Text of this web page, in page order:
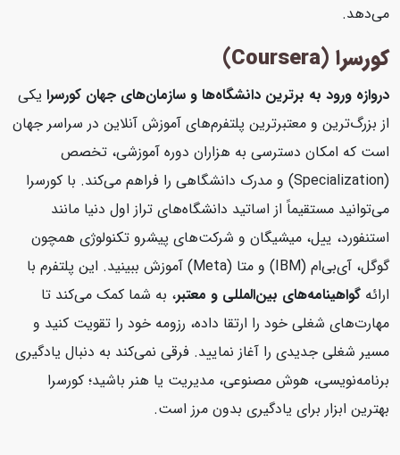
می‌دهد.
کورسرا (Coursera)
دروازه ورود به برترین دانشگاه‌ها و سازمان‌های جهان کورسرایکی
از بزرگ‌ترین و معتبرترین پلتفرم‌های آموزش آنلاین در سراسر جهان
است که امکان دسترسی به هزاران دوره آموزشی، تخصص
(Specialization) و مدرک دانشگاهی را فراهم می‌کند. با کورسرا
می‌توانید مستقیماً از اساتید دانشگاه‌های تراز اول دنیا مانند
استنفورد، ییل، میشیگان و شرکت‌های پیشرو تکنولوژی همچون
گوگل، آی‌بی‌ام (IBM) و متا (Meta) آموزش ببینید. این پلتفرم با
ارائهگواهینامه‌های بین‌المللی و معتبر، به شما کمک می‌کند تا
مهارت‌های شغلی خود را ارتقا داده، رزومه خود را تقویت کنید و
مسیر شغلی جدیدی را آغاز نمایید. فرقی نمی‌کند به دنبال یادگیری
برنامه‌نویسی، هوش مصنوعی، مدیریت یا هنر باشید؛ کورسرا
بهترین ابزار برای یادگیری بدون مرز است.